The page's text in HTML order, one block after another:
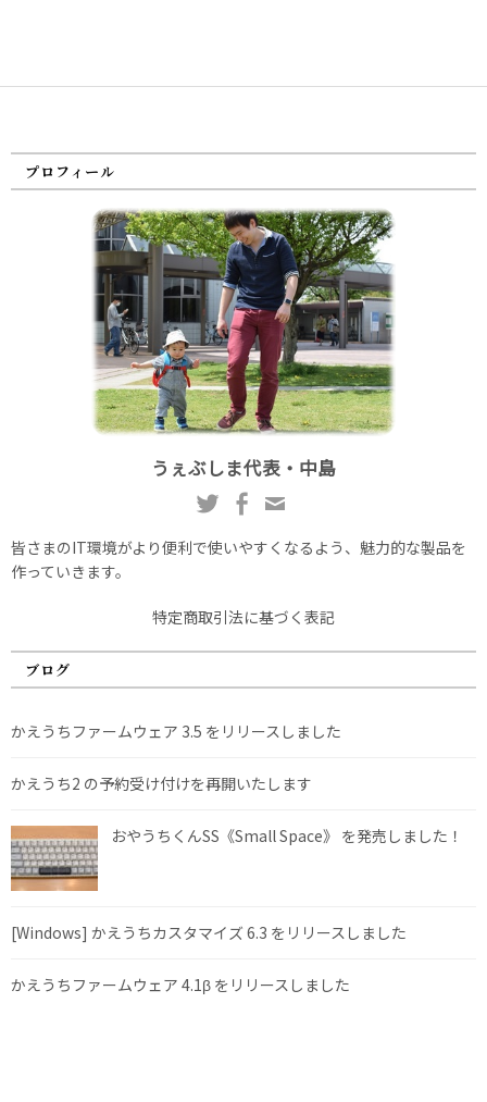
プロフィール
うぇぶしま代表・中島
皆さまのIT環境がより便利で使いやすくなるよう、魅力的な製品を
作っていきます。
特定商取引法に基づく表記
ブログ
かえうちファームウェア 3.5 をリリースしました
かえうち2 の予約受け付けを再開いたします
おやうちくんSS《Small Space》 を発売しました！
[Windows] かえうちカスタマイズ 6.3 をリリースしました
かえうちファームウェア 4.1β をリリースしました